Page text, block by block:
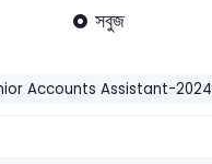
সবুজ
Accounts Assistant-2024